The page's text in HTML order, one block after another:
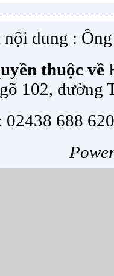
nội dung :
thuộc về
102, đường
02438 688